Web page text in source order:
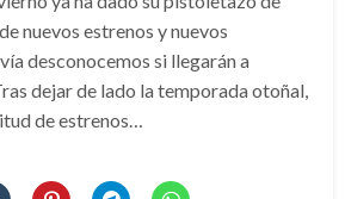
nuevos estrenos y nuevos
desconocemos si llegarán a
dejar de lado la temporada otoñal,
de estrenos…